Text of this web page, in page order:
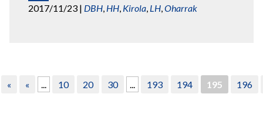
2017/11/23 | DBH, HH, Kirola, LH,Oharrak
« « ... 10 20 30 ... 193 194 195 196